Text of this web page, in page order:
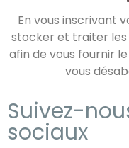
En vous inscrivant
stocker et traiter les
afin de vous fournir
vous
Suivez-
sociaux